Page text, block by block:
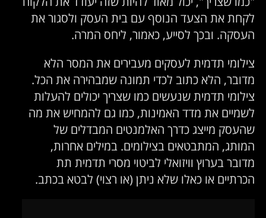
לקחת את הצעד הנוסף עם בית העסק ולסגור את
העסקה. ובכך לסייע, כאמור, ליחס המרה.
צילומי תדמית לעסקים מעבירים את המסר הלא
מדובר, הלא כתוב לכדי תמונה שמבהירה את הכל.
צילומי תדמית שנעשים כמו שצריך יכולים להעלות
לשמיים את מדד האמינות, כמו גם להמחיש את מה
שהעסק מייצג כדרך האלמנטים המבדלים של
המותג, המתבטאים בצילומים. במילים אחרות,
מדובר בערוץ וויזואלי לביטוי מסרי תדמית תת
הכרתיים או כאלו שלא ניתן (או רצוי) לבטא בכתב.